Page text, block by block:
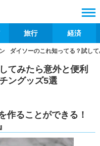
旅行 経済
ダイソーのこれ知ってる？試し
てみたら意外と便利
ングッズ5選
作ることができる！